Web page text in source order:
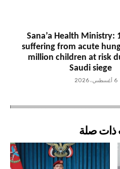
Sana’a Health Ministry:
suffering from acute
million children at risk
Saudi siege
6 أغسطس، 2026
ذات صلة